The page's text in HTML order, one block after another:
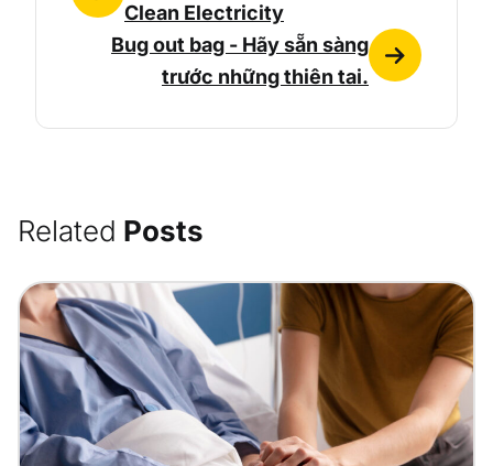
Clean Electricity
Bug out bag - Hãy sẵn sàng
trước những thiên tai.
Related Posts